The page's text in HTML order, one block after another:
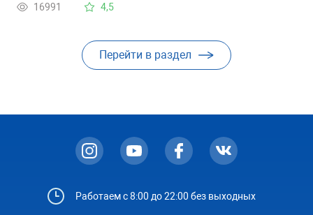
16991 4,5
Перейти в раздел
Работаем с 8:00 до 22:00 без выходных